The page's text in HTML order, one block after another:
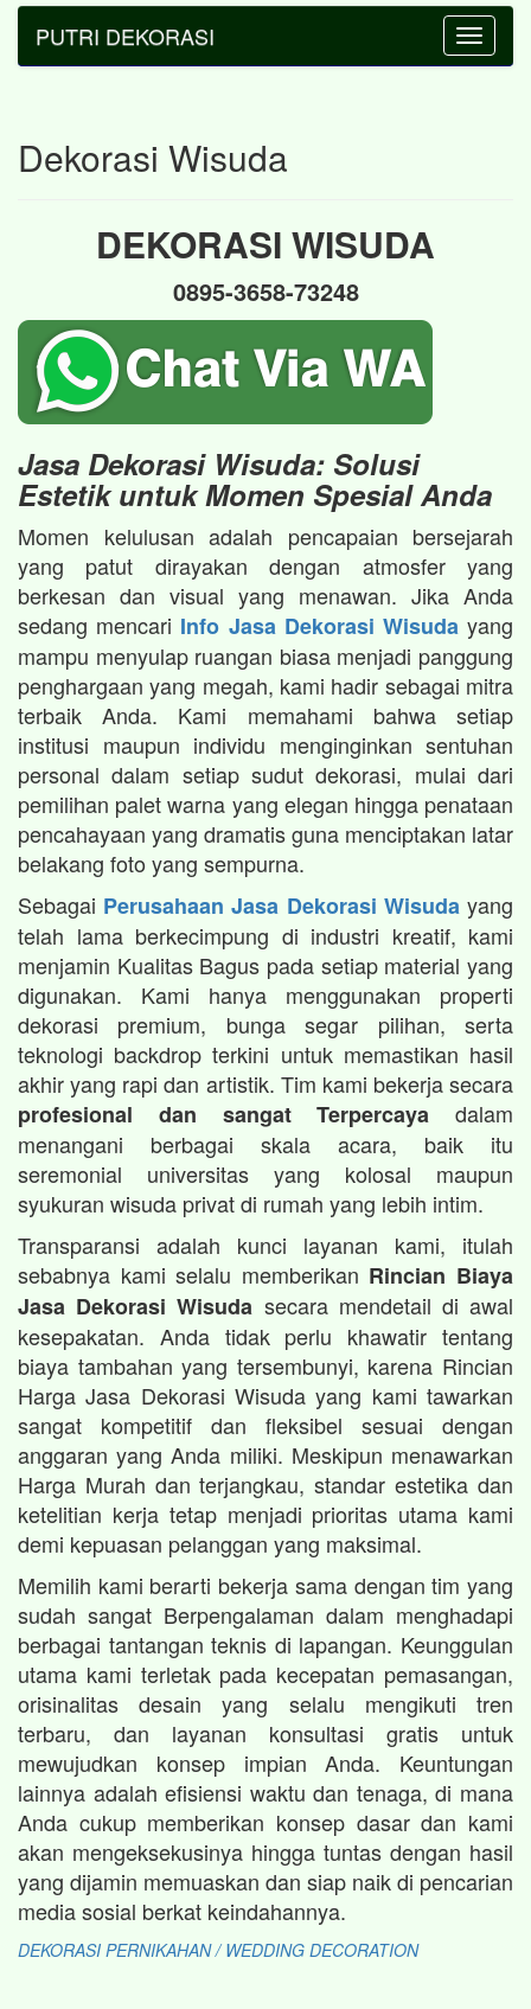
Toggle
PUTRI DEKORASI
Dekorasi Wisuda
DEKORASI WISUDA
0895-3658-73248
Jasa Dekorasi Wisuda: Solusi
Estetik untuk Momen Spesial Anda
Momen kelulusan adalah pencapaian bersejarah
yang patut dirayakan dengan atmosfer yang
berkesan dan visual yang menawan. Jika Anda
sedang mencari Info Jasa Dekorasi Wisuda yang
mampu menyulap ruangan biasa menjadi panggung
penghargaan yang megah, kami hadir sebagai mitra
terbaik Anda. Kami memahami bahwa setiap
institusi maupun individu menginginkan sentuhan
personal dalam setiap sudut dekorasi, mulai dari
pemilihan palet warna yang elegan hingga penataan
pencahayaan yang dramatis guna menciptakan latar
belakang foto yang sempurna.
Sebagai Perusahaan Jasa Dekorasi Wisuda yang
telah lama berkecimpung di industri kreatif, kami
menjamin Kualitas Bagus pada setiap material yang
digunakan. Kami hanya menggunakan properti
dekorasi premium, bunga segar pilihan, serta
teknologi backdrop terkini untuk memastikan hasil
akhir yang rapi dan artistik. Tim kami bekerja secara
profesional dan sangat Terpercaya dalam
menangani berbagai skala acara, baik itu
seremonial universitas yang kolosal maupun
syukuran wisuda privat di rumah yang lebih intim.
Transparansi adalah kunci layanan kami, itulah
sebabnya kami selalu memberikan Rincian Biaya
Jasa Dekorasi Wisuda secara mendetail di awal
kesepakatan. Anda tidak perlu khawatir tentang
biaya tambahan yang tersembunyi, karena Rincian
Harga Jasa Dekorasi Wisuda yang kami tawarkan
sangat kompetitif dan fleksibel sesuai dengan
anggaran yang Anda miliki. Meskipun menawarkan
Harga Murah dan terjangkau, standar estetika dan
ketelitian kerja tetap menjadi prioritas utama kami
demi kepuasan pelanggan yang maksimal.
Memilih kami berarti bekerja sama dengan tim yang
sudah sangat Berpengalaman dalam menghadapi
berbagai tantangan teknis di lapangan. Keunggulan
utama kami terletak pada kecepatan pemasangan,
orisinalitas desain yang selalu mengikuti tren
terbaru, dan layanan konsultasi gratis untuk
mewujudkan konsep impian Anda. Keuntungan
lainnya adalah efisiensi waktu dan tenaga, di mana
Anda cukup memberikan konsep dasar dan kami
akan mengeksekusinya hingga tuntas dengan hasil
yang dijamin memuaskan dan siap naik di pencarian
media sosial berkat keindahannya.
DEKORASI PERNIKAHAN / WEDDING DECORATION